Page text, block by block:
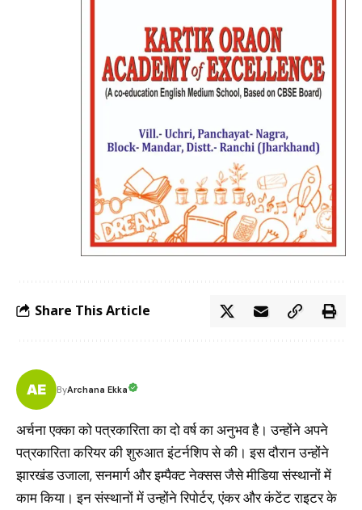
Share This Article
ByArchana Ekka
अर्चना एक्का को पत्रकारिता का दो वर्ष का अनुभव है। उन्होंने अपने
पत्रकारिता करियर की शुरुआत इंटर्नशिप से की। इस दौरान उन्होंने
झारखंड उजाला, सनमार्ग और इम्पैक्ट नेक्सस जैसे मीडिया संस्थानों में
काम किया। इन संस्थानों में उन्होंने रिपोर्टर, एंकर और कंटेंट राइटर के